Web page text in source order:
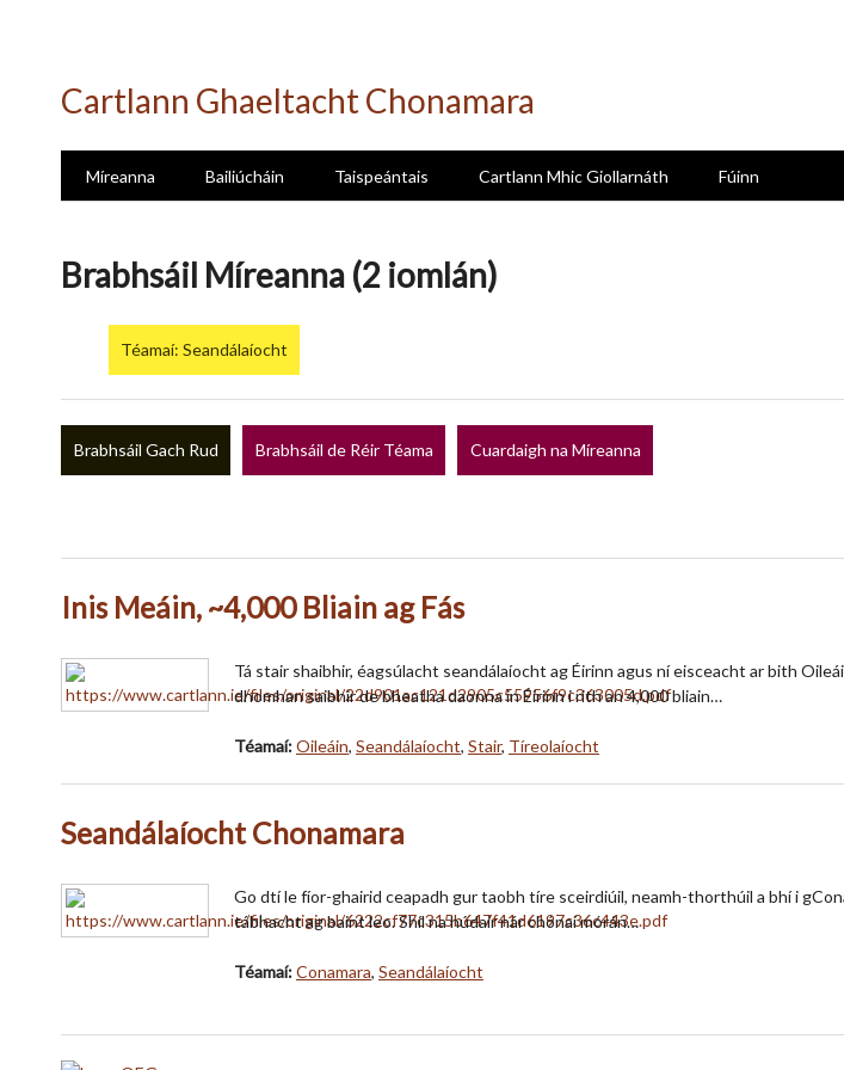
Cartlann Ghaeltacht Chonamara
Míreanna Bailiúcháin Taispeántais Cartlann Mhic Giollarnáth Fúinn
Brabhsáil Míreanna (2 iomlán)
Téamaí: Seandálaíocht
Brabhsáil Gach Rud Brabhsáil de Réir Téama Cuardaigh na Míreanna
Inis Meáin, ~4,000 Bliain ag Fás
Tá stair shaibhir, éagsúlacht seandálaíocht ag Éirinn agus ní eisceacht ar bith
dhomhan saibhir de bheatha daonna in Éirinn i rith an 4,000 bliain…
Téamaí:Oileáin, Seandálaíocht, Stair, Tíreolaíocht
Seandálaíocht Chonamara
Go dtí le fíor-ghairid ceapadh gur taobh tíre sceirdiúil, neamh-thorthúil a bhí i
tábhacht ag baint leo. Shíl na húdair nár chónaí mórán…
Téamaí:Conamara, Seandálaíocht